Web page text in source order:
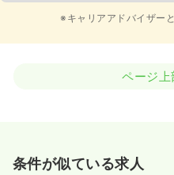
※キャリアアドバイザー
ページ上
条件が似ている求人